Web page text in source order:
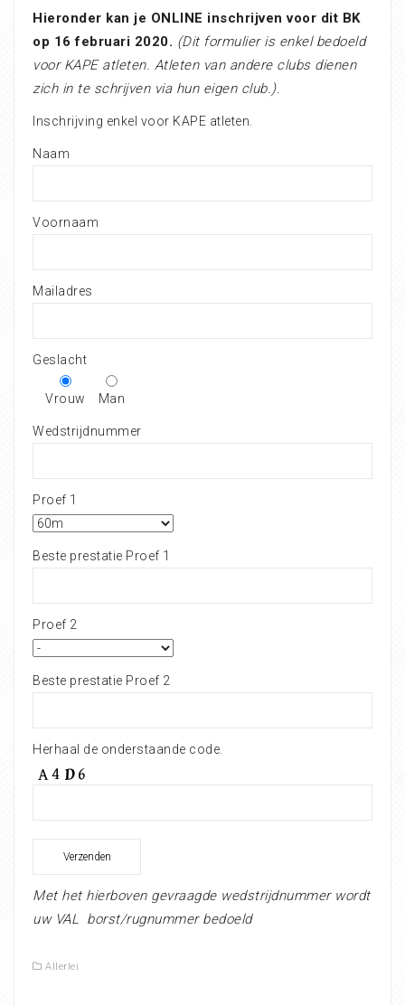
Hieronder kan je ONLINE inschrijven voor dit BK
op 16 februari 2020. (Dit formulier is enkel bedoeld
voor KAPE atleten. Atleten van andere clubs dienen
zich in te schrijven via hun eigen club.).
Inschrijving enkel voor KAPE atleten.
Naam
Voornaam
Mailadres
Geslacht
Vrouw Man
Wedstrijdnummer
Proef 1
Beste prestatie Proef 1
Proef 2
Beste prestatie Proef 2
Herhaal de onderstaande code.
Met het hierboven gevraagde wedstrijdnummer wordt
uw VAL borst/rugnummer bedoeld
Allerlei